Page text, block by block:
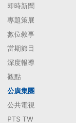
即時新聞
專題策展
數位敘事
當期節目
深度報導
觀點
公廣集團
公共電視
PTS TW